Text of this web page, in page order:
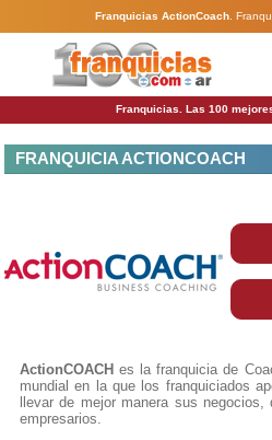
Franquicias ActionCoach.
Franquicias. Las 100
FRANQUICIA ACTIONCOACH
ActionCOACH es la franquicia de
mundial en la que los franquiciados
llevar de mejor manera sus
empresarios.